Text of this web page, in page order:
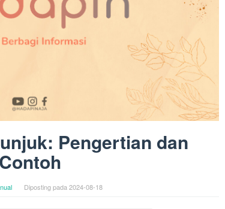
Pengertian dan
Contoh
Diposting pada2024-08-18